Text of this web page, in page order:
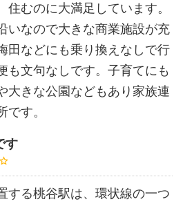
住むのに大満足しています。
いなので大きな商業施設が充
田などにも乗り換えなしで行
も文句なしです。子育てにも
大きな公園などもあり家族連
です。
す
する桃谷駅は、環状線の一つ